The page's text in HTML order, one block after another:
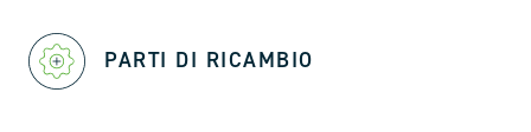
PARTI DI RICAMBIO